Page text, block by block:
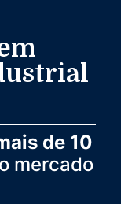
de 10
mercado